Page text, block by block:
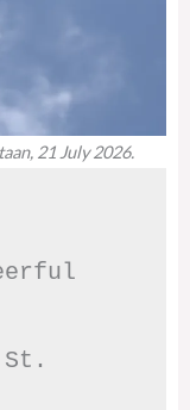
21 July 2026.